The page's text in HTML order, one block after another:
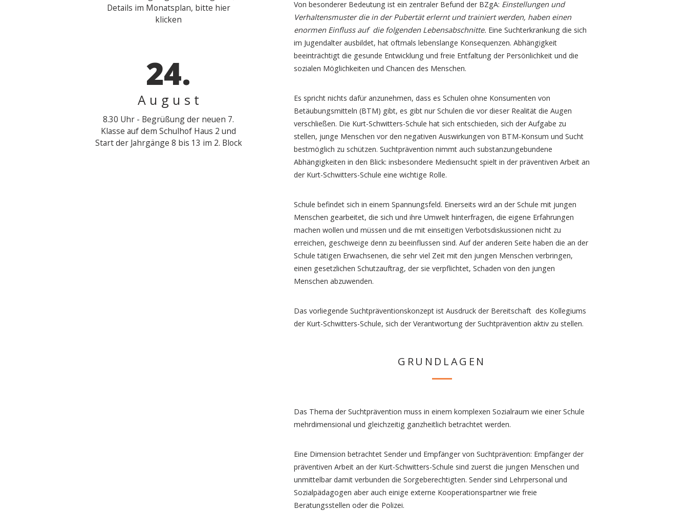
Details im Monatsplan, bitte hier
klicken
24.
August
8.30 Uhr - Begrüßung der neuen 7.
Klasse auf dem Schulhof Haus 2 und
Start der Jahrgänge 8 bis 13 im 2. Block
Von besonderer Bedeutung ist ein zentraler Befund der BZgA: Einstellungen und
Verhaltensmuster die in der Pubertät erlernt und trainiert werden, haben einen
enormen Einfluss auf die folgenden Lebensabschnitte. Eine Suchterkrankung die sich
im Jugendalter ausbildet, hat oftmals lebenslange Konsequenzen. Abhängigkeit
beeinträchtigt die gesunde Entwicklung und freie Entfaltung der Persönlichkeit und die
sozialen Möglichkeiten und Chancen des Menschen.
Es spricht nichts dafür anzunehmen, dass es Schulen ohne Konsumenten von
Betäubungsmitteln (BTM) gibt, es gibt nur Schulen die vor dieser Realität die Augen
verschließen. Die Kurt-Schwitters-Schule hat sich entschieden, sich der Aufgabe zu
stellen, junge Menschen vor den negativen Auswirkungen von BTM-Konsum und Sucht
bestmöglich zu schützen. Suchtprävention nimmt auch substanzungebundene
Abhängigkeiten in den Blick: insbesondere Mediensucht spielt in der präventiven Arbeit an
der Kurt-Schwitters-Schule eine wichtige Rolle.
Schule befindet sich in einem Spannungsfeld. Einerseits wird an der Schule mit jungen
Menschen gearbeitet, die sich und ihre Umwelt hinterfragen, die eigene Erfahrungen
machen wollen und müssen und die mit einseitigen Verbotsdiskussionen nicht zu
erreichen, geschweige denn zu beeinflussen sind. Auf der anderen Seite haben die an der
Schule tätigen Erwachsenen, die sehr viel Zeit mit den jungen Menschen verbringen,
einen gesetzlichen Schutzauftrag, der sie verpflichtet, Schaden von den jungen
Menschen abzuwenden.
Das vorliegende Suchtpräventionskonzept ist Ausdruck der Bereitschaft des Kollegiums
der Kurt-Schwitters-Schule, sich der Verantwortung der Suchtprävention aktiv zu stellen.
GRUNDLAGEN
Das Thema der Suchtprävention muss in einem komplexen Sozialraum wie einer Schule
mehrdimensional und gleichzeitig ganzheitlich betrachtet werden.
Eine Dimension betrachtet Sender und Empfänger von Suchtprävention: Empfänger der
präventiven Arbeit an der Kurt-Schwitters-Schule sind zuerst die jungen Menschen und
unmittelbar damit verbunden die Sorgeberechtigten. Sender sind Lehrpersonal und
Sozialpädagogen aber auch einige externe Kooperationspartner wie freie
Beratungsstellen oder die Polizei.